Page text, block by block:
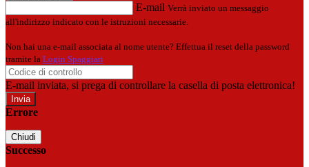
E-mail Verrà inviato un messaggio
all'indirizzo indicato con le istruzioni necessarie.
Non hai una e-mail associata al nome utente? Effettua il reset della password
tramite la Login Spaggiari
E-mail inviata, si prega di controllare la casella di posta elettronica!
Errore
Chiudi
Successo